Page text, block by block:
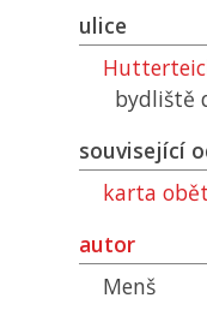
ulice
bydliště
související
karta
autor
Menš